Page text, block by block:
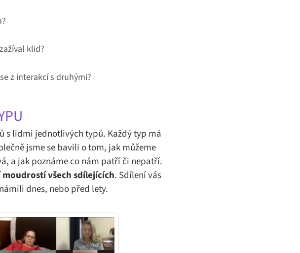
klid?
z interakcí s druhými?
s lidmi jednotlivých typů. Každý typ má
jsme se bavili o tom, jak můžeme
a jak poznáme co nám patří či nepatří.
všech sdílejících. Sdílení vás
dnes, nebo před lety.